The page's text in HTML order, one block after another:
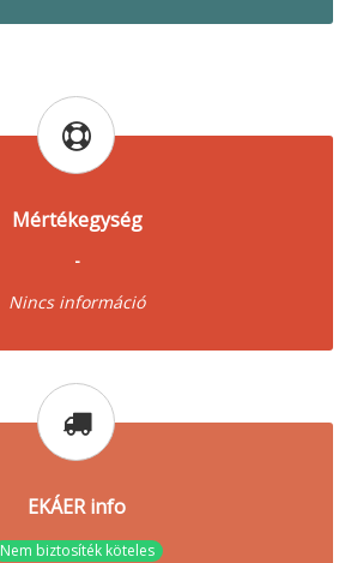
Mértékegység
-
Nincs információ
EKÁER info
Nem biztosíték köteles